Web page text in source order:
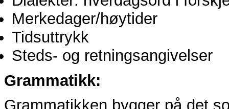
Merkedager/høytider
Tidsuttrykk
Steds- og retningsangivelser
Grammatikk:
Grammatikken bygger på det